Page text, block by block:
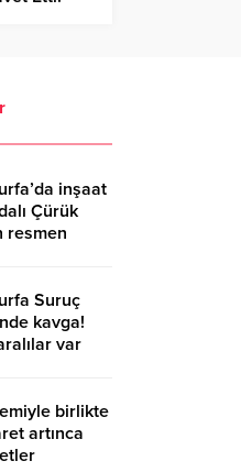
inşaat
Çürük
resmen
Suruç
kavga!
var
birlikte
artınca